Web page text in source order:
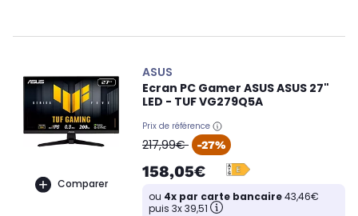
Comparer
ASUS
Ecran PC Gamer ASUS ASUS 27"
LED - TUF VG279Q5A
Prix de référence
oldPrice
217,99€ -27%
158,05€
ou 4x par carte bancaire43,46€
puis 3x 39,51